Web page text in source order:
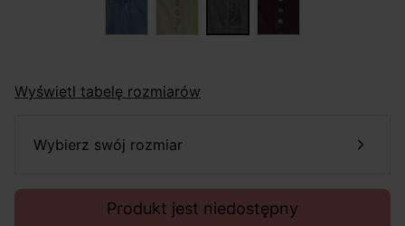
Wyświetl tabelę rozmiarów
wybierz swój rozmiar
Produkt jest niedostępny